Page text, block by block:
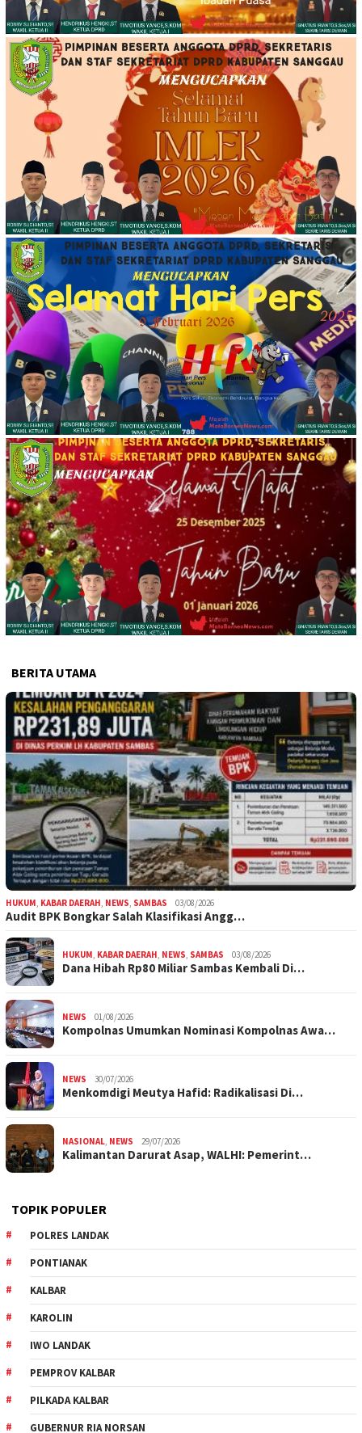
BERITA UTAMA
HUKUM, KABAR DAERAH, NEWS, SAMBAS 03/08/2026
Audit BPK Bongkar Salah Klasifikasi Angg…
HUKUM, KABAR DAERAH, NEWS, SAMBAS 03/08/2026
Dana Hibah Rp80 Miliar Sambas Kembali Di…
NEWS 01/08/2026
Kompolnas Umumkan Nominasi Kompolnas Awa…
NEWS 30/07/2026
Menkomdigi Meutya Hafid: Radikalisasi Di…
NASIONAL, NEWS 29/07/2026
Kalimantan Darurat Asap, WALHI: Pemerint…
TOPIK POPULER
POLRES LANDAK
PONTIANAK
KALBAR
KAROLIN
IWO LANDAK
PEMPROV KALBAR
PILKADA KALBAR
GUBERNUR RIA NORSAN